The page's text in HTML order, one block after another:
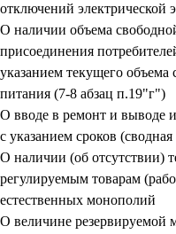
отключений электрической
О наличии объема
присоединения
указанием текущего
питания (7-8 абзац п.19"г")
О вводе в ремонт и выводе
с указанием сроков
О наличии (об отсутствии)
регулируемым товарам
естественных монополий
О величине резервируемой